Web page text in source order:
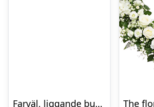
Farväl, liggande bukett